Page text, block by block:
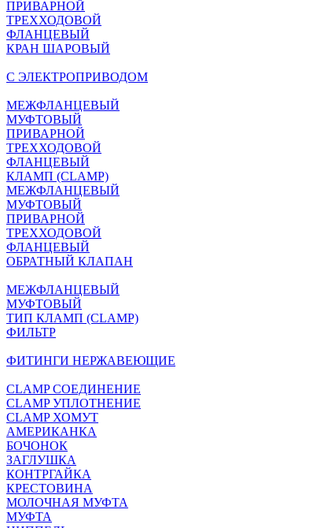
ПРИВАРНОЙ
ТРЕХХОДОВОЙ
ФЛАНЦЕВЫЙ
КРАН ШАРОВЫЙ
C ЭЛЕКТРОПРИВОДОМ
МЕЖФЛАНЦЕВЫЙ
МУФТОВЫЙ
ПРИВАРНОЙ
ТРЕХХОДОВОЙ
ФЛАНЦЕВЫЙ
КЛАМП (CLAMP)
МЕЖФЛАНЦЕВЫЙ
МУФТОВЫЙ
ПРИВАРНОЙ
ТРЕХХОДОВОЙ
ФЛАНЦЕВЫЙ
ОБРАТНЫЙ КЛАПАН
МЕЖФЛАНЦЕВЫЙ
МУФТОВЫЙ
ТИП КЛАМП (CLAMP)
ФИЛЬТР
ФИТИНГИ НЕРЖАВЕЮЩИЕ
CLAMP СОЕДИНЕНИЕ
CLAMP УПЛОТНЕНИЕ
CLAMP ХОМУТ
АМЕРИКАНКА
БОЧОНОК
ЗАГЛУШКА
КОНТРГАЙКА
КРЕСТОВИНА
МОЛОЧНАЯ МУФТА
МУФТА